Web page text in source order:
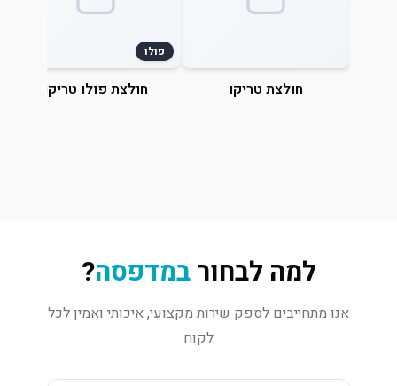
חולצת טריקו
פולו
חולצת פולו טריקו
למה לבחורבמדפסה?
אנו מתחייבים לספק שירות מקצועי, איכותי ואמין לכל
לקוח